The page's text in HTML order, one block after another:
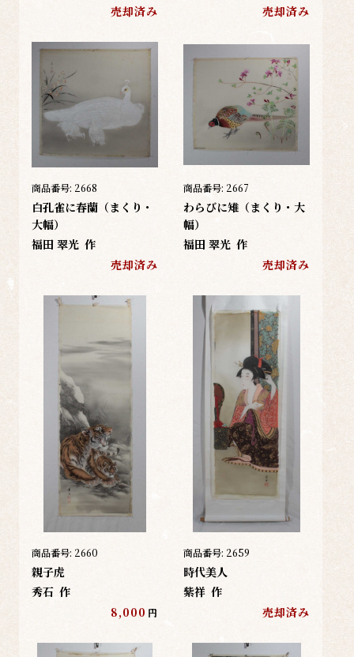
売却済み
売却済み
商品番号: 2668
白孔雀に春蘭（まくり・
大幅）
福田 翠光 作
売却済み
商品番号: 2667
わらびに雉（まくり・大
幅）
福田 翠光 作
売却済み
商品番号: 2660
親子虎
秀石 作
8,000 円
商品番号: 2659
時代美人
紫祥 作
売却済み